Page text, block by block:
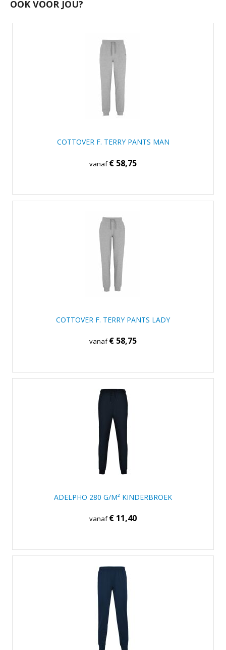
OOK VOOR JOU?
COTTOVER F. TERRY PANTS MAN
vanaf€ 58,75
COTTOVER F. TERRY PANTS LADY
vanaf€ 58,75
ADELPHO 280 G/M² KINDERBROEK
vanaf€ 11,40